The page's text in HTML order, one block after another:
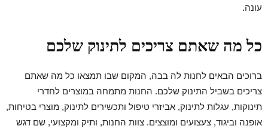
עונה.
כל מה שאתם צריכים לתינוק שלכם
ברוכים הבאים לחנות לה בבה, המקום שבו תמצאו כל מה שאתם
צריכים בשביל התינוק שלכם. החנות מתמחה במוצרים לחדרי
תינוקות, עגלות לתינוק, אביזרי טיפול ותכשירים לתינוק, מוצרי בטיחות,
אופנה וביגוד, צעצועים ומוצצים. צוות החנות, ותיק ומקצועי, שם דגש